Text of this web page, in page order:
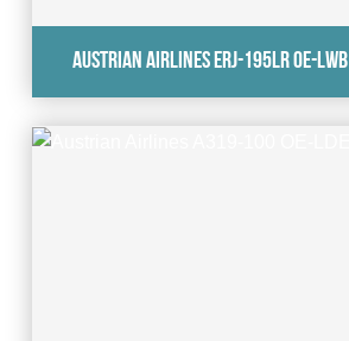
Austrian Airlines ERJ-195LR OE-LWB